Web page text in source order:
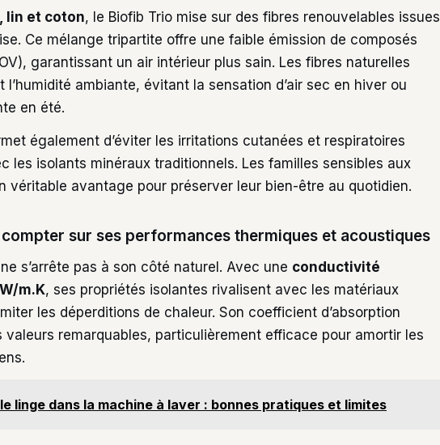
lin et coton, le Biofib Trio mise sur des fibres renouvelables issues
Ce mélange tripartite offre une faible émission de composés
garantissant un air intérieur plus sain. Les fibres naturelles
ambiante, évitant la sensation d’air sec en hiver ou
en été.
également d’éviter les irritations cutanées et respiratoires
les isolants minéraux traditionnels. Les familles sensibles aux
véritable avantage pour préserver leur bien-être au quotidien.
sur ses performances thermiques et acoustiques
s’arrête pas à son côté naturel. Avec une conductivité
m.K, ses propriétés isolantes rivalisent avec les matériaux
les déperditions de chaleur. Son coefficient d’absorption
remarquables, particulièrement efficace pour amortir les
linge dans la machine à laver : bonnes pratiques et limites